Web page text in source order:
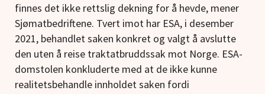
finnes det ikke rettslig dekning for å hevde, mener
Sjømatbedriftene. Tvert imot har ESA, i desember
2021, behandlet saken konkret og valgt å avslutte
den uten å reise traktatbruddssak mot Norge. ESA-
domstolen konkluderte med at de ikke kunne
realitetsbehandle innholdet saken fordi